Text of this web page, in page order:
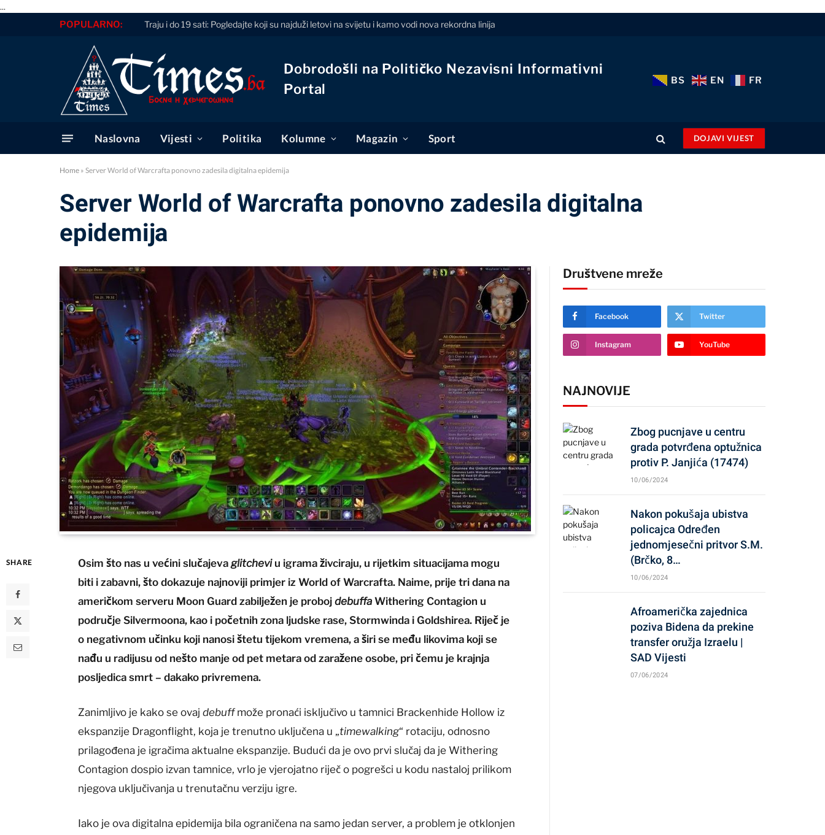
...
POPULARNO: Traju i do 19 sati: Pogledajte koji su najduži letovi na svijetu i kamo vodi nova rekordna linija
Dobrodošli na Političko Nezavisni Informativni
Portal
BS EN FR
Naslovna Vijesti Politika Kolumne Magazin Sport DOJAVI VIJEST
Home » Server World of Warcrafta ponovno zadesila digitalna epidemija
Server World of Warcrafta ponovno zadesila digitalna
epidemija
SHARE Osim što nas u većini slučajevaglitchevi u igrama živciraju, u rijetkim situacijama mogu
biti i zabavni, što dokazuje najnoviji primjer iz World of Warcrafta. Naime, prije tri dana na
američkom serveru Moon Guard zabilježen je probojdebuffaWithering Contagion u
područje Silvermoona, kao i početnih zona ljudske rase, Stormwinda i Goldshirea. Riječ je
o negativnom učinku koji nanosi štetu tijekom vremena, a širi se među likovima koji se
nađu u radijusu od nešto manje od pet metara od zaražene osobe, pri čemu je krajnja
posljedica smrt – dakako privremena.
Zanimljivo je kako se ovajdebuffmože pronaći isključivo u tamnici Brackenhide Hollow iz
ekspanzije Dragonflight, koja je trenutno uključena u „timewalking“ rotaciju, odnosno
prilagođena je igračima aktualne ekspanzije. Budući da je ovo prvi slučaj da je Withering
Contagion dospio izvan tamnice, vrlo je vjerojatno riječ o pogrešci u kodu nastaloj prilikom
njegova uključivanja u trenutačnu verziju igre.
Iako je ova digitalna epidemija bila ograničena na samo jedan server, a problem je otklonjen
Društvene mreže
Facebook Twitter
Instagram YouTube
NAJNOVIJE
Zbog pucnjave u centru
grada potvrđena optužnica
protiv P. Janjića (17474)
10/06/2024
Nakon pokušaja ubistva
policajca Određen
jednomjesečni pritvor S.M.
(Brčko, 8…
10/06/2024
Afroamerička zajednica
poziva Bidena da prekine
transfer oružja Izraelu |
SAD Vijesti
07/06/2024